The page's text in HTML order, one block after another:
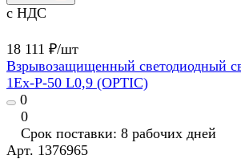
с НДС
18 111 ₽/шт
Взрывозащищенный светодиодный
1Ex-P-50 L0,9 (OPTIC)
0
0
Срок поставки: 8 рабочих дней
Арт. 1376965